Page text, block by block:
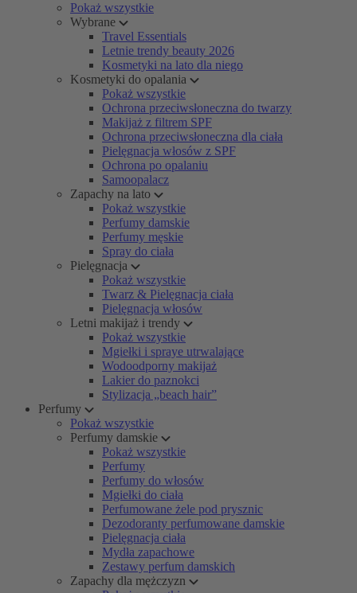
Pokaż wszystkie
Wybrane
Travel Essentials
Letnie trendy beauty 2026
Kosmetyki na lato dla niego
Kosmetyki do opalania
Pokaż wszystkie
Ochrona przeciwsłoneczna do twarzy
Makijaż z filtrem SPF
Ochrona przeciwsłoneczna dla ciała
Pielęgnacja włosów z SPF
Ochrona po opalaniu
Samoopalacz
Zapachy na lato
Pokaż wszystkie
Perfumy damskie
Perfumy męskie
Spray do ciała
Pielęgnacja
Pokaż wszystkie
Twarz & Pielęgnacja ciała
Pielęgnacja włosów
Letni makijaż i trendy
Pokaż wszystkie
Mgiełki i spraye utrwalające
Wodoodporny makijaż
Lakier do paznokci
Stylizacja „beach hair”
Perfumy
Pokaż wszystkie
Perfumy damskie
Pokaż wszystkie
Perfumy
Perfumy do włosów
Mgiełki do ciała
Perfumowane żele pod prysznic
Dezodoranty perfumowane damskie
Pielęgnacja ciała
Mydła zapachowe
Zestawy perfum damskich
Zapachy dla mężczyzn